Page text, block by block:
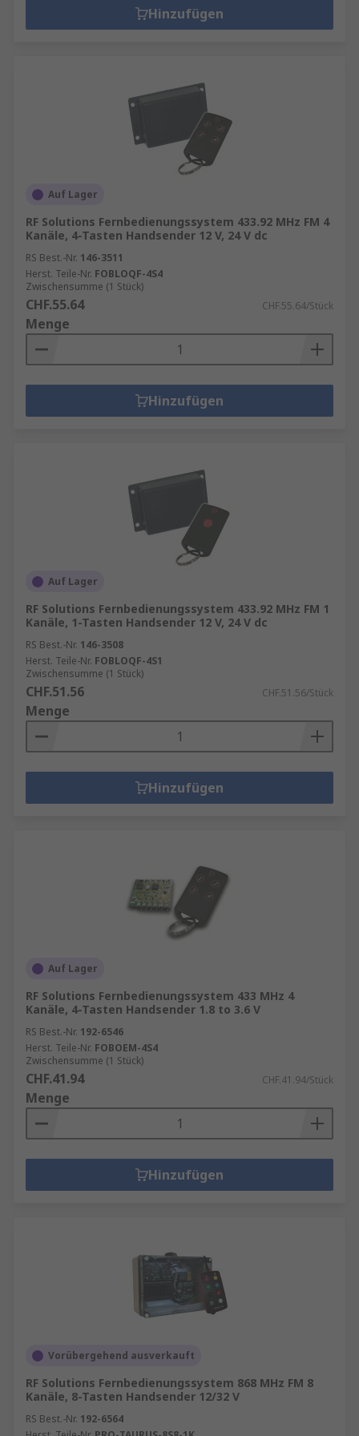
Sie die passende Lösung für Ihre Anforderungen.
Das Sortiment ist auf professionelle
Technik für jede Umgebung. RS bietet ein
umfangreiches Sortiment an
Fernsteuerungslösungen von führenden
RF Solutions,
Jay Electronique
Hinzufügen
Auf Lager
RF Solutions Fernbedienungssystem 433.92 MHz FM 4
Kanäle, 4-Tasten Handsender 12 V, 24 V dc
RS Best.-Nr. 146-3511
Herst. Teile-Nr. FOBLOQF-4S4
Zwischensumme (1 Stück)
CHF.55.64 CHF.55.64/Stück
Menge
Hinzufügen
Auf Lager
RF Solutions Fernbedienungssystem 433.92 MHz FM 1
Kanäle, 1-Tasten Handsender 12 V, 24 V dc
RS Best.-Nr. 146-3508
Herst. Teile-Nr. FOBLOQF-4S1
Zwischensumme (1 Stück)
CHF.51.56 CHF.51.56/Stück
Menge
Hinzufügen
Auf Lager
RF Solutions Fernbedienungssystem 433 MHz 4
Kanäle, 4-Tasten Handsender 1.8 to 3.6 V
RS Best.-Nr. 192-6546
Herst. Teile-Nr. FOBOEM-4S4
Zwischensumme (1 Stück)
CHF.41.94 CHF.41.94/Stück
Menge
Hinzufügen
Vorübergehend ausverkauft
RF Solutions Fernbedienungssystem 868 MHz FM 8
Kanäle, 8-Tasten Handsender 12/32 V
RS Best.-Nr. 192-6564